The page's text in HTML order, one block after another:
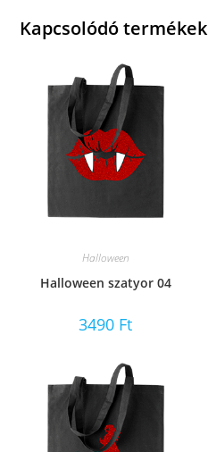
Kapcsolódó termékek
Halloween
Halloween szatyor 04
3490 Ft